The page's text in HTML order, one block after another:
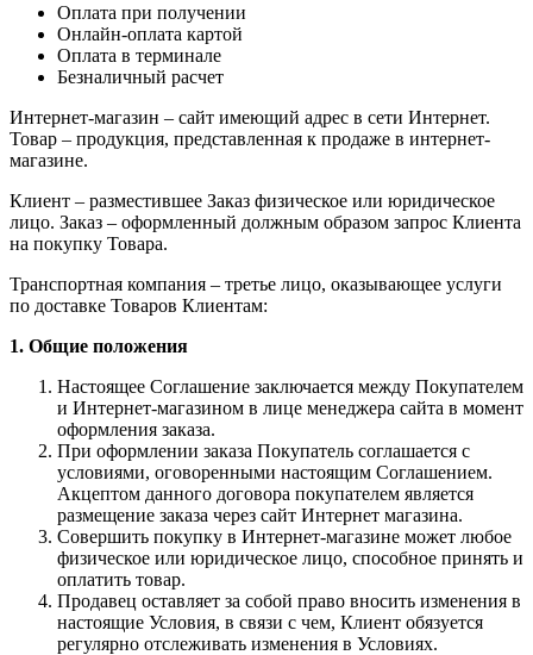
Оплата при получении
Онлайн-оплата картой
Оплата в терминале
Безналичный расчет
Интернет-магазин – сайт имеющий адрес в сети Интернет.
Товар – продукция, представленная к продаже в интернет-
магазине.
Клиент – разместившее Заказ физическое или юридическое
лицо. Заказ – оформленный должным образом запрос Клиента
на покупку Товара.
Транспортная компания – третье лицо, оказывающее услуги
по доставке Товаров Клиентам:
1. Общие положения
Настоящее Соглашение заключается между Покупателем
и Интернет-магазином в лице менеджера сайта в момент
оформления заказа.
При оформлении заказа Покупатель соглашается с
условиями, оговоренными настоящим Соглашением.
Акцептом данного договора покупателем является
размещение заказа через сайт Интернет магазина.
Совершить покупку в Интернет-магазине может любое
физическое или юридическое лицо, способное принять и
оплатить товар.
Продавец оставляет за собой право вносить изменения в
настоящие Условия, в связи с чем, Клиент обязуется
регулярно отслеживать изменения в Условиях.